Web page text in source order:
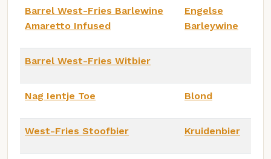
Barrel West-Fries Barlewine
Amaretto Infused
Engelse
Barleywine
Barrel West-Fries Witbier
Nag Ientje Toe Blond
West-Fries Stoofbier Kruidenbier